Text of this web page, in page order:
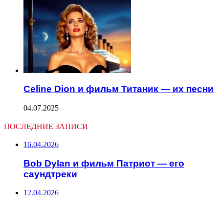
Celine Dion и фильм Титаник — их песни
04.07.2025
ПОСЛЕДНИЕ ЗАПИСИ
16.04.2026
Bob Dylan и фильм Патриот — его
саундтреки
12.04.2026